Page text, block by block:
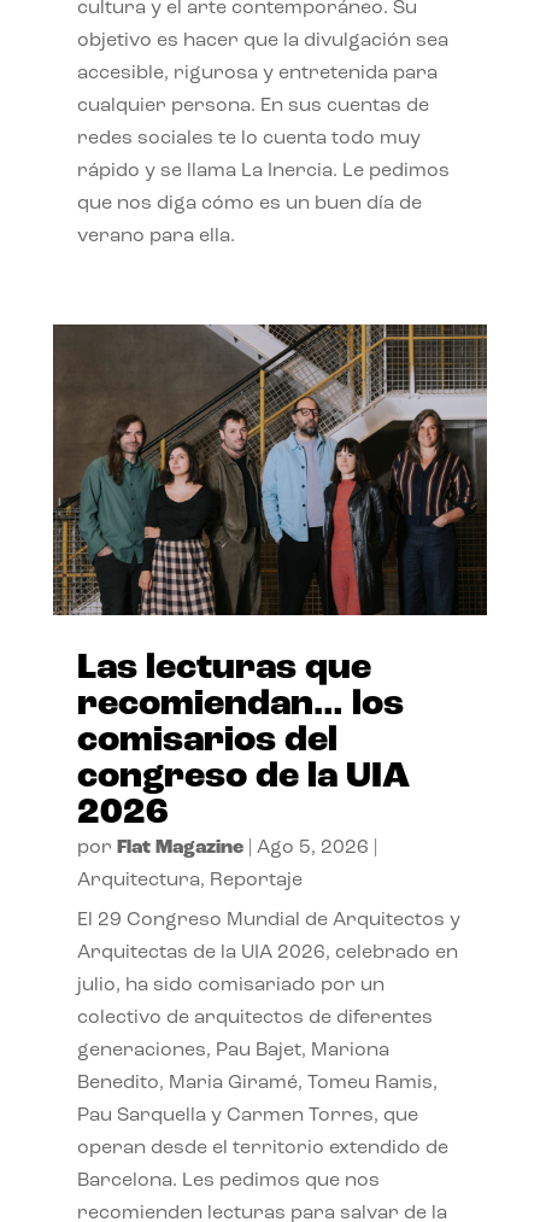
cultura y el arte contemporáneo. Su
objetivo es hacer que la divulgación sea
accesible, rigurosa y entretenida para
cualquier persona. En sus cuentas de
redes sociales te lo cuenta todo muy
rápido y se llama La Inercia. Le pedimos
que nos diga cómo es un buen día de
verano para ella.
Las lecturas que
recomiendan… los
comisarios del
congreso de la UIA
2026
por Flat Magazine| Ago 5, 2026
Arquitectura, Reportaje
El 29 Congreso Mundial de Arquitectos y
Arquitectas de la UIA 2026, celebrado en
julio, ha sido comisariado por un
colectivo de arquitectos de diferentes
generaciones, Pau Bajet, Mariona
Benedito, Maria Giramé, Tomeu Ramis,
Pau Sarquella y Carmen Torres, que
operan desde el territorio extendido de
Barcelona. Les pedimos que nos
recomienden lecturas para salvar de la